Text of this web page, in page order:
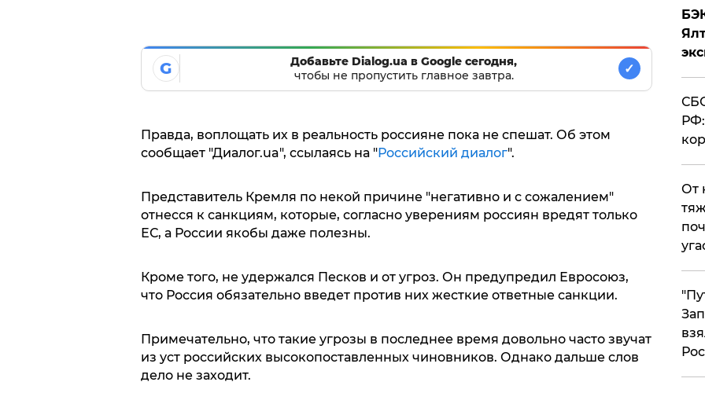
G
Добавьте Dialog.ua в Google сегодня,
чтобы не пропустить главное завтра.
✓
Правда, воплощать их в реальность россияне пока не спешат. Об этом
сообщает "Диалог.ua", ссылаясь на "Российский диалог".
Представитель Кремля по некой причине "негативно и с сожалением"
отнесся к санкциям, которые, согласно уверениям россиян вредят только
ЕС, а России якобы даже полезны.
Кроме того, не удержался Песков и от угроз. Он предупредил Евросоюз,
что Россия обязательно введет против них жесткие ответные санкции.
Примечательно, что такие угрозы в последнее время довольно часто звучат
из уст российских высокопоставленных чиновников. Однако дальше слов
дело не заходит.
От